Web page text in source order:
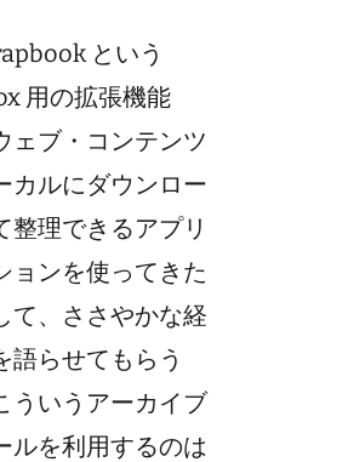
という
用の拡張機能
ェブ・コンテンツ
カルにダウンロー
整理できるアプリ
ョンを使ってきた
て、ささやかな経
語らせてもらう
ういうアーカイブ
ルを利用するのは